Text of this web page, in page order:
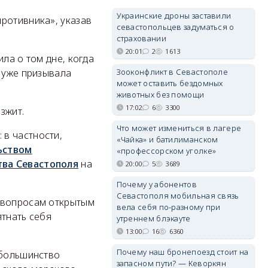
указав
о том дне, когда
призывала
частности,
Севастополя на
открытым
себя
Украинские дроны заставили
севастопольцев задуматься о
страховании
20:01 2 1613
Зооконфликт в Севастополе
может оставить бездомных
животных без помощи
17:02 6 3300
Что может измениться в лагере
«Чайка» и батилиманском
«профессорском уголке»
20:00 5 3689
Почему у абонентов
Севастополя мобильная связь
вела себя по-разному при
утреннем блэкауте
13:00 16 6360
Почему наш бронепоезд стоит на
запасном пути? — Кеворкян